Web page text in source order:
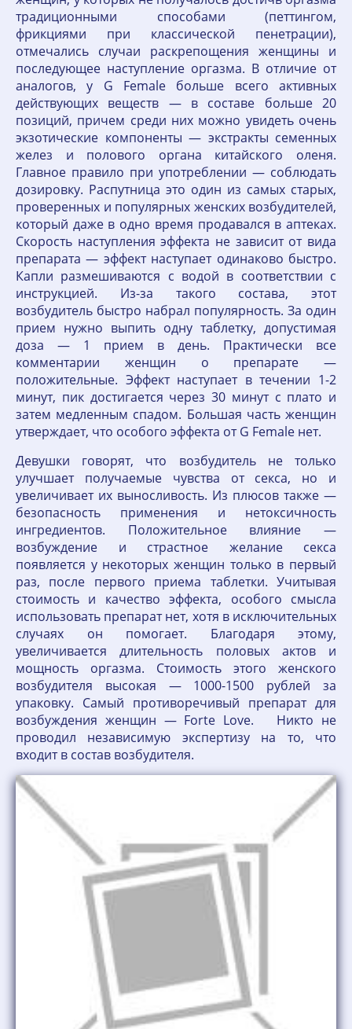
традиционными способами (петтингом,
фрикциями при классической пенетрации),
отмечались случаи раскрепощения женщины и
последующее наступление оргазма. В отличие от
аналогов, у G Female больше всего активных
действующих веществ — в составе больше 20
позиций, причем среди них можно увидеть очень
экзотические компоненты — экстракты семенных
желез и полового органа китайского оленя.
Главное правило при употреблении — соблюдать
дозировку. Распутница это один из самых старых,
проверенных и популярных женских возбудителей,
который даже в одно время продавался в аптеках.
Скорость наступления эффекта не зависит от вида
препарата — эффект наступает одинаково быстро.
Капли размешиваются с водой в соответствии с
инструкцией. Из-за такого состава, этот
возбудитель быстро набрал популярность. За один
прием нужно выпить одну таблетку, допустимая
доза — 1 прием в день. Практически все
комментарии женщин о препарате —
положительные. Эффект наступает в течении 1-2
минут, пик достигается через 30 минут с плато и
затем медленным спадом. Большая часть женщин
утверждает, что особого эффекта от G Female нет.
Девушки говорят, что возбудитель не только
улучшает получаемые чувства от секса, но и
увеличивает их выносливость. Из плюсов также —
безопасность применения и нетоксичность
ингредиентов. Положительное влияние —
возбуждение и страстное желание секса
появляется у некоторых женщин только в первый
раз, после первого приема таблетки. Учитывая
стоимость и качество эффекта, особого смысла
использовать препарат нет, хотя в исключительных
случаях он помогает. Благодаря этому,
увеличивается длительность половых актов и
мощность оргазма. Стоимость этого женского
возбудителя высокая — 1000-1500 рублей за
упаковку. Самый противоречивый препарат для
возбуждения женщин — Forte Love. Никто не
проводил независимую экспертизу на то, что
входит в состав возбудителя.